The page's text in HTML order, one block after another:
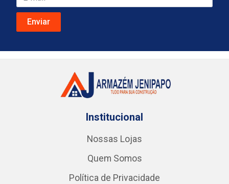
Institucional
Nossas Lojas
Quem Somos
Política de Privacidade